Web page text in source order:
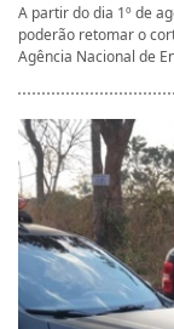
A partir do dia 1º de
poderão retomar o
Agência Nacional de